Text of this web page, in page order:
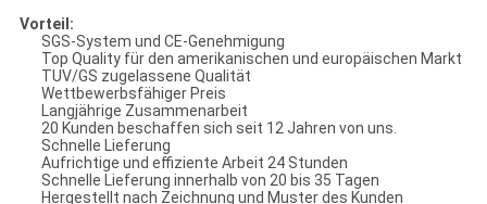
Vorteil:
SGS-System und CE-Genehmigung
Top Quality für den amerikanischen und europäischen Markt
TUV/GS zugelassene Qualität
Wettbewerbsfähiger Preis
Langjährige Zusammenarbeit
20 Kunden beschaffen sich seit 12 Jahren von uns.
Schnelle Lieferung
Aufrichtige und effiziente Arbeit 24 Stunden
Schnelle Lieferung innerhalb von 20 bis 35 Tagen
Hergestellt nach Zeichnung und Muster des Kunden